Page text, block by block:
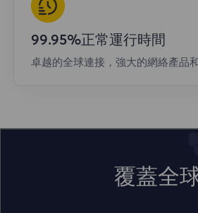
99.95%正常運行時間
卓越的全球連接，強大的網絡產品
覆蓋全